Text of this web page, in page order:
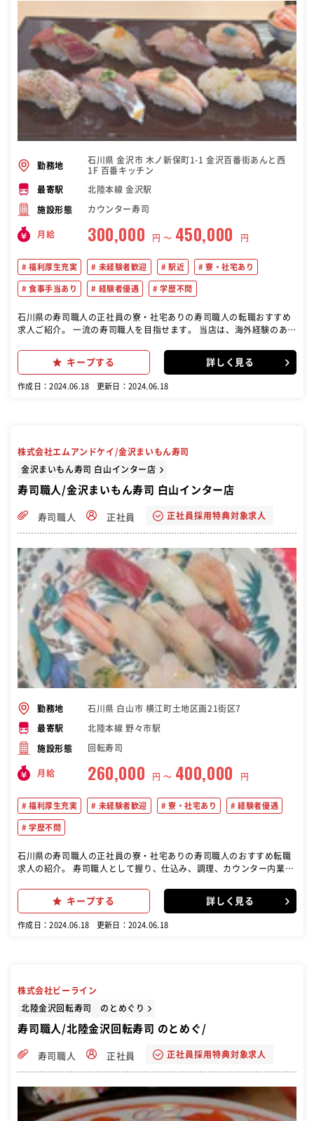
勤務地
石川県 金沢市 木ノ新保町1-1 金沢百番街あんと西
1F 百番キッチン
最寄駅 北陸本線 金沢駅
施設形態 カウンター寿司
月給 300,000 円 〜 450,000 円
福利厚生充実 未経験者歓迎 駅近 寮・社宅あり
食事手当あり 経験者優遇 学歴不問
石川県の寿司職人の正社員の寮・社宅ありの寿司職人の転職おすすめ
求人ご紹介。 一流の寿司職人を目指せます。 当店は、海外経験のある
場です。 世界に誇れる調理のスキルはもちろん、語学も自然と学ぶこ
とのできる環境です。 他店での経験を活かして金沢の中心で一緒に当
キープする 詳しく見る
作成日：2024.06.18 更新日：2024.06.18
株式会社エムアンドケイ/金沢まいもん寿司
金沢まいもん寿司 白山インター店
寿司職人/金沢まいもん寿司 白山インター店
寿司職人 正社員 正社員採用特典対象求人
勤務地 石川県 白山市 横江町土地区画21街区7
最寄駅 北陸本線 野々市駅
施設形態 回転寿司
月給 260,000 円 〜 400,000 円
福利厚生充実 未経験者歓迎 寮・社宅あり 経験者優遇
学歴不問
石川県の寿司職人の正社員の寮・社宅ありの寿司職人のおすすめ転職
求人の紹介。 寿司職人として握り、仕込み、調理、カウンター内業務
ー内でお客様とコミュニケーションを楽しみながらお寿司や料理の提
供をお願いします。 【具体的には】 ・寿司を握る ・仕込む ・一品料
庫や工場など軽作業経験者も歓迎 ＊ドライバーや作業員など異業種転
キープする 詳しく見る
作成日：2024.06.18 更新日：2024.06.18
株式会社ビーライン
北陸金沢回転寿司 のとめぐり
寿司職人/北陸金沢回転寿司 のとめぐ/
寿司職人 正社員 正社員採用特典対象求人